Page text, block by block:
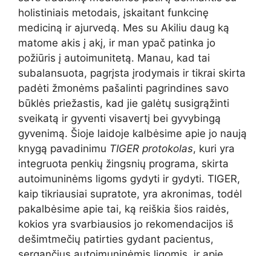
holistiniais metodais, įskaitant funkcinę
mediciną ir ajurvedą. Mes su Akiliu daug ką
matome akis į akį, ir man ypač patinka jo
požiūris į autoimunitetą. Manau, kad tai
subalansuota, pagrįsta įrodymais ir tikrai skirta
padėti žmonėms pašalinti pagrindines savo
būklės priežastis, kad jie galėtų susigrąžinti
sveikatą ir gyventi visavertį bei gyvybingą
gyvenimą. Šioje laidoje kalbėsime apie jo naują
knygą pavadinimu TIGER protokolas, kuri yra
integruota penkių žingsnių programa, skirta
autoimuninėms ligoms gydyti ir gydyti. TIGER,
kaip tikriausiai supratote, yra akronimas, todėl
pakalbėsime apie tai, ką reiškia šios raidės,
kokios yra svarbiausios jo rekomendacijos iš
dešimtmečių patirties gydant pacientus,